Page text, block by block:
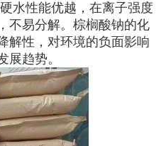
水性能优越，在离子强度
不易分解。棕榈酸钠的化
解性，对环境的负面影响
展趋势。